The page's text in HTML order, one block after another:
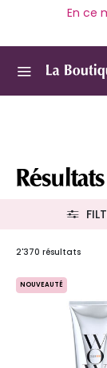
En ce
2'370 résultats
NOUVEAUTÉ